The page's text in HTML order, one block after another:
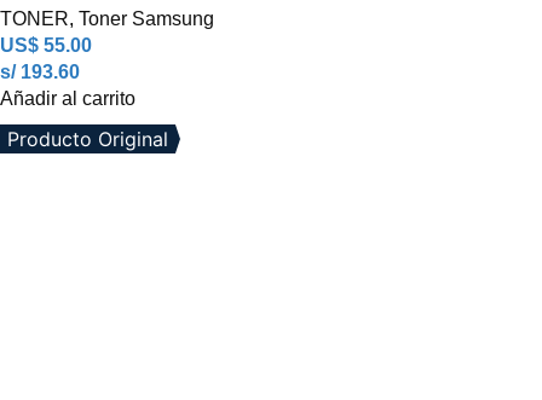
TONER, Toner Samsung
US$ 55.00
s/ 193.60
Añadir al carrito
Producto Original